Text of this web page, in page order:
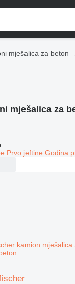
mješalica za beton
mješalica za
Prvo jeftine Godina